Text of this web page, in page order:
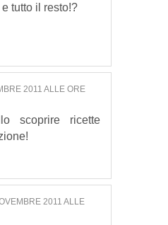
tutto il resto!?
2011 ALLE ORE
scoprire ricette
2011 ALLE